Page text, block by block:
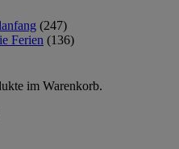
im Warenkorb.
(247)
Ferien (136)